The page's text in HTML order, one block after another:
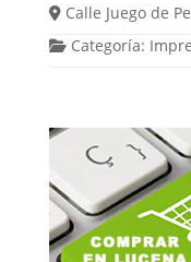
Calle Juego de
Categoría: